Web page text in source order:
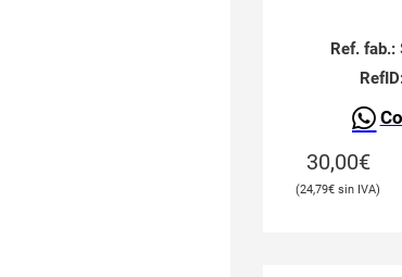
Ref. fab.:
30,00€
24,79€